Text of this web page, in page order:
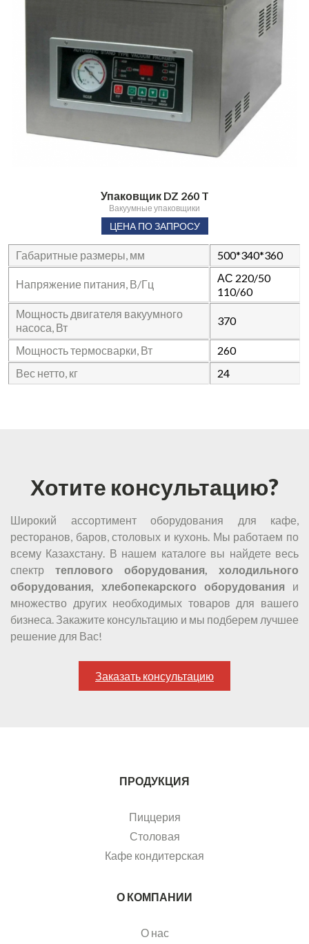
Упаковщик DZ 260 T
Вакуумные упаковщики
ЦЕНА ПО ЗАПРОСУ
Габаритные размеры, мм 500*340*360
Напряжение питания, В/Гц
АС 220/50
110/60
Мощность двигателя вакуумного
насоса, Вт
370
Мощность термосварки, Вт
260
Вес нетто, кг
24
Хотите консультацию?
Широкий ассортимент оборудования для кафе,
ресторанов, баров, столовых и кухонь. Мы работаем по
всему Казахстану. В нашем каталоге вы найдете весь
спектр теплового оборудования, холодильного
оборудования, хлебопекарского оборудования и
множество других необходимых товаров для вашего
бизнеса. Закажите консультацию и мы подберем лучшее
решение для Вас!
Заказать консультацию
ПРОДУКЦИЯ
Пиццерия
Столовая
Кафе кондитерская
О КОМПАНИИ
О нас